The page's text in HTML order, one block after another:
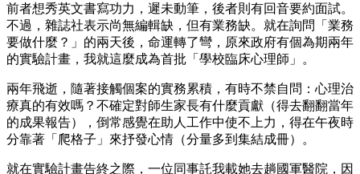
前者想秀英文書寫功力，遲未動筆，後者則有回音要約面試。
不過，雜誌社表示尚無編輯缺，但有業務缺。就在詢問「業務
要做什麼？」的兩天後，命運轉了彎，原來政府有個為期兩年
的實驗計畫，我就這麼成為首批「學校臨床心理師」。
兩年飛逝，隨著接觸個案的實務累積，有時不禁自問：心理治
療真的有效嗎？不確定對師生家長有什麼貢獻（得去翻翻當年
的成果報告），倒常感覺在助人工作中使不上力，得在午夜時
分靠著「爬格子」來抒發心情（分量多到集結成冊）。
就在實驗計畫告終之際，一位同事託我載她去趟國軍醫院，因